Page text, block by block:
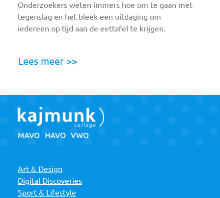
Onderzoekers weten immers hoe om te gaan met
tegenslag en het bleek een uitdaging om
iedereen op tijd aan de eettafel te krijgen.
Lees meer >>
Art & Design
Digital Discoveries
Sport & Lifestyle